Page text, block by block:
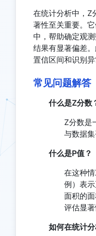
在统计分析中，Z
著性至关重要。
中，帮助确定观
结果有显著偏差
置信区间和识别异
常见问题解答
什么是Z分数
Z分数是
与数据集
什么是P值？
在这种
例）表
面积的
评估显著
如何在统计